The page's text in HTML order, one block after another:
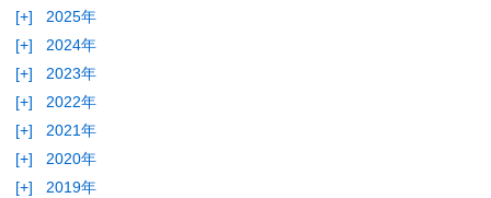
[+]
2025年
[+]
2024年
[+]
2023年
[+]
2022年
[+]
2021年
[+]
2020年
[+]
2019年